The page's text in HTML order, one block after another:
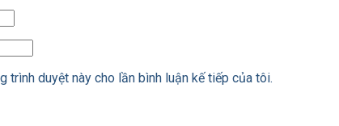
trình duyệt này cho lần bình luận kế tiếp của tôi.